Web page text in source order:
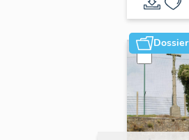
Dossier